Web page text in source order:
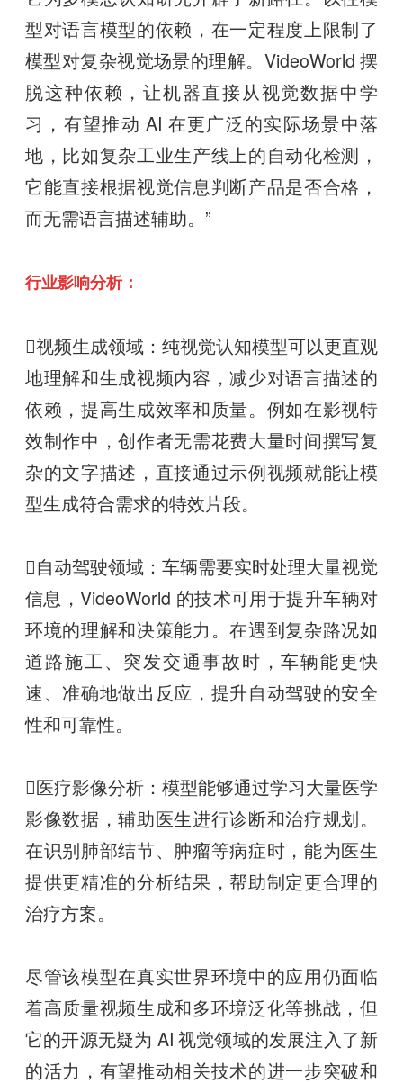
型对语言模型的依赖，在一定程度上限制了
模型对复杂视觉场景的理解。VideoWorld 摆
脱这种依赖，让机器直接从视觉数据中学
习，有望推动 AI 在更广泛的实际场景中落
地，比如复杂工业生产线上的自动化检测，
它能直接根据视觉信息判断产品是否合格，
而无需语言描述辅助。”
行业影响分析：
视频生成领域：纯视觉认知模型可以更直观
地理解和生成视频内容，减少对语言描述的
依赖，提高生成效率和质量。例如在影视特
效制作中，创作者无需花费大量时间撰写复
杂的文字描述，直接通过示例视频就能让模
型生成符合需求的特效片段。
自动驾驶领域：车辆需要实时处理大量视觉
信息，VideoWorld 的技术可用于提升车辆对
环境的理解和决策能力。在遇到复杂路况如
道路施工、突发交通事故时，车辆能更快
速、准确地做出反应，提升自动驾驶的安全
性和可靠性。
医疗影像分析：模型能够通过学习大量医学
影像数据，辅助医生进行诊断和治疗规划。
在识别肺部结节、肿瘤等病症时，能为医生
提供更精准的分析结果，帮助制定更合理的
治疗方案。
尽管该模型在真实世界环境中的应用仍面临
着高质量视频生成和多环境泛化等挑战，但
它的开源无疑为 AI 视觉领域的发展注入了新
的活力，有望推动相关技术的进一步突破和